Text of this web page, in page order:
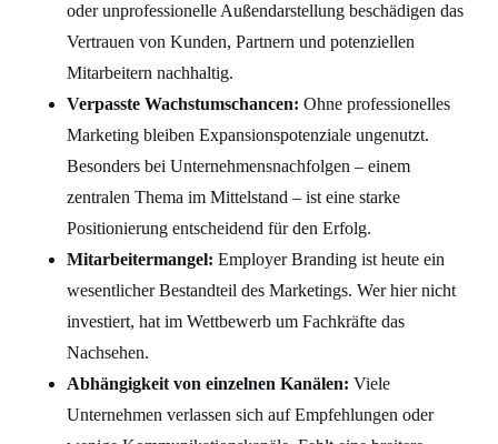
oder unprofessionelle Außendarstellung beschädigen das
Vertrauen von Kunden, Partnern und potenziellen
Mitarbeitern nachhaltig.
Verpasste Wachstumschancen: Ohne professionelles
Marketing bleiben Expansionspotenziale ungenutzt.
Besonders bei Unternehmensnachfolgen – einem
zentralen Thema im Mittelstand – ist eine starke
Positionierung entscheidend für den Erfolg.
Mitarbeitermangel: Employer Branding ist heute ein
wesentlicher Bestandteil des Marketings. Wer hier nicht
investiert, hat im Wettbewerb um Fachkräfte das
Nachsehen.
Abhängigkeit von einzelnen Kanälen: Viele
Unternehmen verlassen sich auf Empfehlungen oder